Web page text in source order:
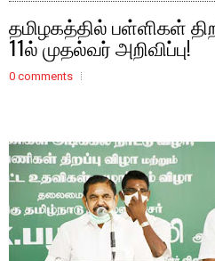
தமிழகத்தில் பள்ளிகள்
11ல் முதல்வர் அறிவிப்பு!
0 comments